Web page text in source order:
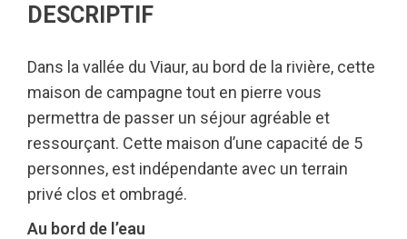
DESCRIPTIF
Dans la vallée du Viaur, au bord de la rivière, cette
maison de campagne tout en pierre vous
permettra de passer un séjour agréable et
ressourçant. Cette maison d’une capacité de 5
personnes, est indépendante avec un terrain
privé clos et ombragé.
Au bord de l’eau